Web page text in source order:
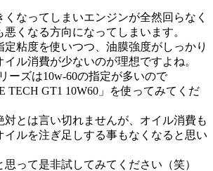
なってしまいエンジンが全然回らなく
くなる方向になってしまいます。
定粘度を使いつつ、油膜強度がしっかり
イル消費が少ないのが理想ですよね。
ーズは10w-60の指定が多いので
TECH GT1 10W60」を使ってみてくだ
対とは言い切れませんが、オイル消費も
イルを注ぎ足しする事もなくなると思い
って是非試してみてください（笑）